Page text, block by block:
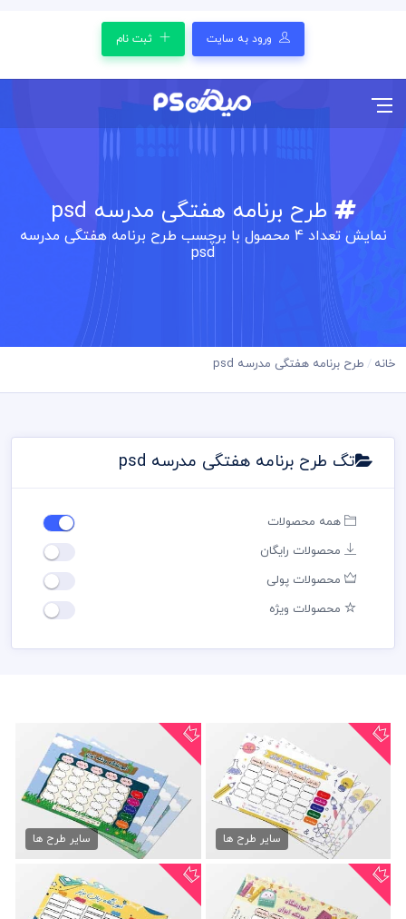
ورود به سایت ثبت نام
طرح برنامه هفتگی مدرسه psd
نمایش تعداد4 محصول با برچسب طرح برنامه هفتگی مدرسه
psd
خانه طرح برنامه هفتگی مدرسه psd
تگ طرح برنامه هفتگی مدرسه psd
همه محصولات
محصولات رایگان
محصولات پولی
محصولات ویژه
طرح برنامه هفتگی مدرسه psd
50,000 تومان
سایر طرح ها
برنامه هفتگی مدرسه psd
50,000 تومان
سایر طرح ها